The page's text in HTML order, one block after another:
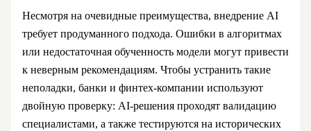
Несмотря на очевидные преимущества, внедрение AI
требует продуманного подхода. Ошибки в алгоритмах
или недостаточная обученность модели могут привести
к неверным рекомендациям. Чтобы устранить такие
неполадки, банки и финтех-компании используют
двойную проверку: AI-решения проходят валидацию
специалистами, а также тестируются на исторических